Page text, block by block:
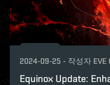
2024-09-25 - 작성자 EVE
Equinox Update: